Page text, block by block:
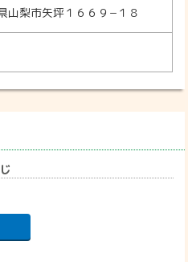
梨市矢坪１６６９−１８